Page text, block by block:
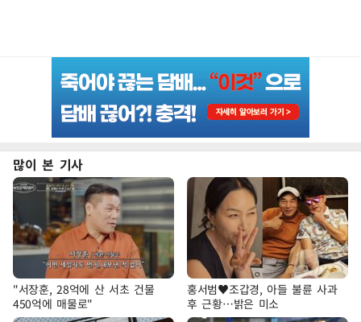
많이 본 기사
"서장훈, 28억에 산 서초 건물
450억에 매물로"
홍서범♥조갑경, 아들 불륜 사과
후 근황…밝은 미소